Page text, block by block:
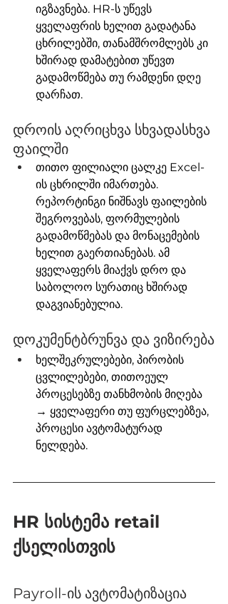
იგზავნება. HR-ს უწევს
ყველაფრის ხელით გადატანა
ცხრილებში, თანამშრომლებს კი
ხშირად დამატებით უწევთ
გადამოწმება თუ რამდენი დღე
დარჩათ.
დროის აღრიცხვა სხვადასხვა
ფაილში
თითო ფილიალი ცალკე Excel-
ის ცხრილში იმართება.
რეპორტინგი ნიშნავს ფაილების
შეგროვებას, ფორმულების
გადამოწმებას და მონაცემების
ხელით გაერთიანებას. ამ
ყველაფერს მიაქვს დრო და
საბოლოო სურათიც ხშირად
დაგვიანებულია.
დოკუმენტბრუნვა და ვიზირება
ხელშეკრულებები, პირობის
ცვლილებები, თითოეულ
პროცესებზე თანხმობის მიღება
→ ყველაფერი თუ ფურცლებზეა,
პროცესი ავტომატურად
ნელდება.
HR სისტემა retail
ქსელისთვის
Payroll-ის ავტომატიზაცია